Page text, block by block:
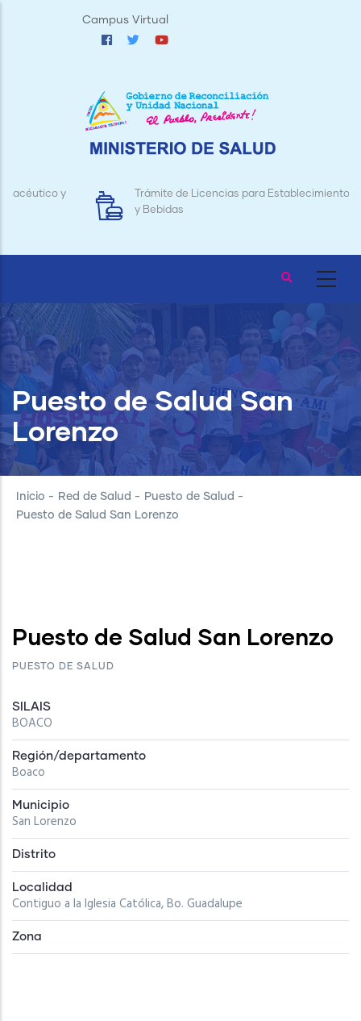
Campus Virtual
Trámite de Licencias para Establecimientos de Alimentos
y Bebidas
Puesto de Salud San
Lorenzo
Inicio - Red de Salud - Puesto de Salud -
Puesto de Salud San Lorenzo
Puesto de Salud San Lorenzo
PUESTO DE SALUD
SILAIS
BOACO
Región/departamento
Boaco
Municipio
San Lorenzo
Distrito
Localidad
Contiguo a la Iglesia Católica, Bo. Guadalupe
Zona